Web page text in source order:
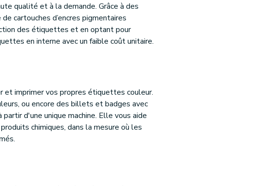
qualité et à la demande. Grâce à des
cartouches d’encres pigmentaires
des étiquettes et en optant pour
en interne avec un faible coût unitaire.
et imprimer vos propres étiquettes couleur.
ou encore des billets et badges avec
d'une unique machine. Elle vous aide
chimiques, dans la mesure où les